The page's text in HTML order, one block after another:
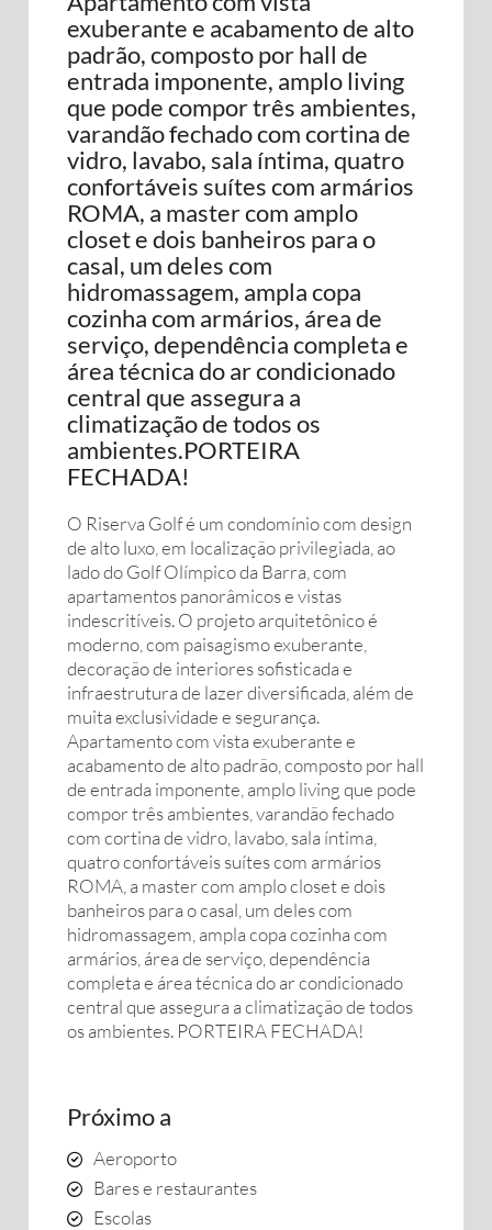
exuberante e acabamento de alto
padrão, composto por hall de
entrada imponente, amplo living
que pode compor três ambientes,
varandão fechado com cortina de
vidro, lavabo, sala íntima, quatro
confortáveis suítes com armários
ROMA, a master com amplo
closet e dois banheiros para o
casal, um deles com
hidromassagem, ampla copa
cozinha com armários, área de
serviço, dependência completa e
área técnica do ar condicionado
central que assegura a
climatização de todos os
ambientes.PORTEIRA
FECHADA!
O Riserva Golf é um condomínio com design
de alto luxo, em localização privilegiada, ao
lado do Golf Olímpico da Barra, com
apartamentos panorâmicos e vistas
indescritíveis. O projeto arquitetônico é
moderno, com paisagismo exuberante,
decoração de interiores sofisticada e
infraestrutura de lazer diversificada, além de
muita exclusividade e segurança.
Apartamento com vista exuberante e
acabamento de alto padrão, composto por hall
de entrada imponente, amplo living que pode
compor três ambientes, varandão fechado
com cortina de vidro, lavabo, sala íntima,
quatro confortáveis suítes com armários
ROMA, a master com amplo closet e dois
banheiros para o casal, um deles com
hidromassagem, ampla copa cozinha com
armários, área de serviço, dependência
completa e área técnica do ar condicionado
central que assegura a climatização de todos
os ambientes. PORTEIRA FECHADA!
Próximo a
Aeroporto
Bares e restaurantes
Escolas